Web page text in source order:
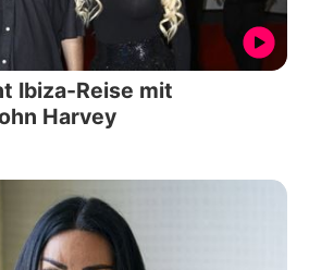
Ibiza-Reise mit
Harvey